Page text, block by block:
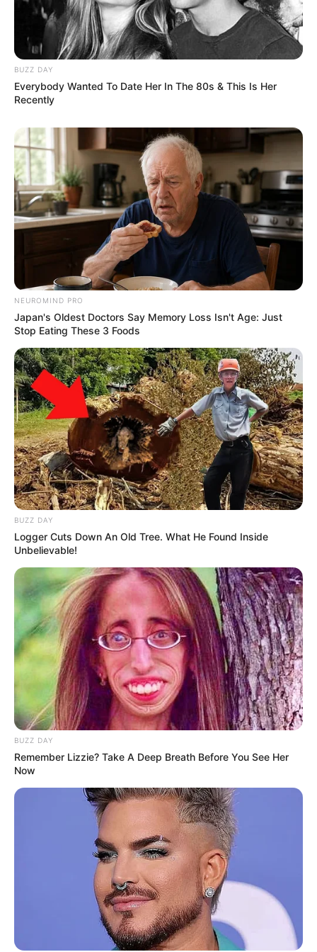
(foto: instagram/sysysy1102)
2. Kegembiraan yang luar biasa usai mendapatkan bingkisan
(foto: instagram/sysysy1102)
3. Dalam balutan gaun pengantin pada saat pernikahannya
dengan Lee Sang Woo, Juni 2017
BUZZ DAY
Everybody Wanted To Date Her In The 80s & This Is Her
Recently
NEUROMIND PRO
Japan's Oldest Doctors Say Memory Loss Isn't Age: Just
Stop Eating These 3 Foods
BUZZ DAY
Logger Cuts Down An Old Tree. What He Found Inside
Unbelievable!
BUZZ DAY
Remember Lizzie? Take A Deep Breath Before You See Her
Now